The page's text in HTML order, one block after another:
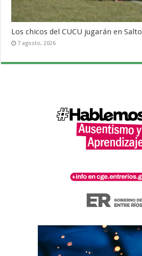
Los chicos del CUCU jugarán en Salto
7 agosto, 2026